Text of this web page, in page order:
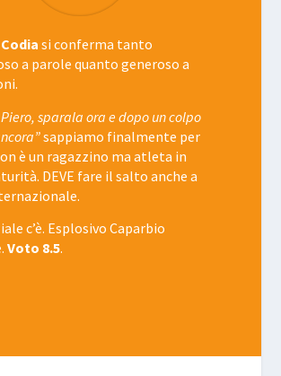
Codia si conferma tanto
a parole quanto generoso a
sparala ora e dopo un colpo
sappiamo finalmente per
è un ragazzino ma atleta in
DEVE fare il salto anche a
c’è. Esplosivo Caparbio
Voto 8.5.